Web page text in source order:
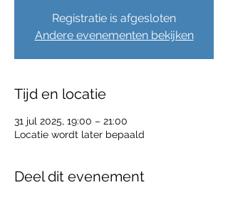
Registratie is afgesloten
Andere evenementen bekijken
Tijd en locatie
31 jul 2025, 19:00 – 21:00
Locatie wordt later bepaald
Deel dit evenement